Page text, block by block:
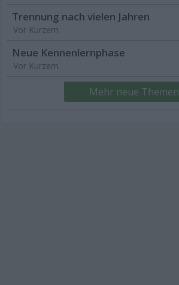
Trennung nach vielen Jahren
Vor Kurzem
Neue Kennenlernphase
Vor Kurzem
Mehr neue Themen